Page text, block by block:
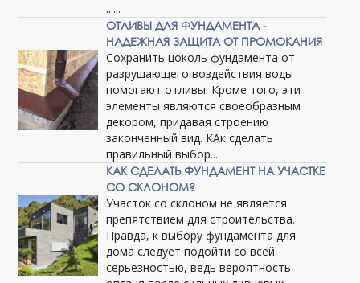
......
ОТЛИВЫ ДЛЯ ФУНДАМЕНТА -
НАДЕЖНАЯ ЗАЩИТА ОТ ПРОМОКАНИЯ
Сохранить цоколь фундамента от
разрушающего воздействия воды
помогают отливы. Кроме того, эти
элементы являются своеобразным
декором, придавая строению
законченный вид. КАк сделать
правильный выбор...
КАК СДЕЛАТЬ ФУНДАМЕНТ НА УЧАСТКЕ
СО СКЛОНОМ?
Участок со склоном не является
препятствием для строительства.
Правда, к выбору фундамента для
дома следует подойти со всей
серьезностью, ведь вероятность